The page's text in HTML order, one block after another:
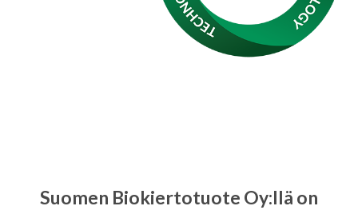
Suomen Biokiertotuote Oy:llä on